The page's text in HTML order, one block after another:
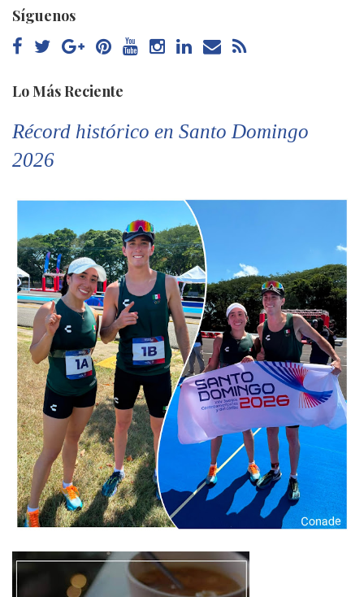
Síguenos
Lo Más Reciente
Récord histórico en Santo Domingo
2026